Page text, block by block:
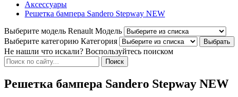
Аксессуары
Решетка бампера Sandero Stepway NEW
Выберите модель Renault Модель
Выберите категорию Категория
Не нашли что искали? Воспользуйтесь поиском
Решетка бампера Sandero Stepway NEW